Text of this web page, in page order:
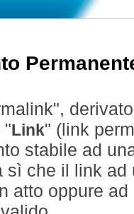
" Link" (link
stabile ad
sì che il link
atto oppure